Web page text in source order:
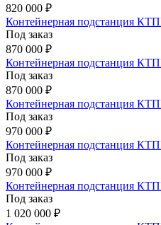
820 000 ₽
Контейнерная подстанция
Под заказ
870 000 ₽
Контейнерная подстанция
Под заказ
870 000 ₽
Контейнерная подстанция
Под заказ
970 000 ₽
Контейнерная подстанция
Под заказ
970 000 ₽
Контейнерная подстанция
Под заказ
1 020 000 ₽